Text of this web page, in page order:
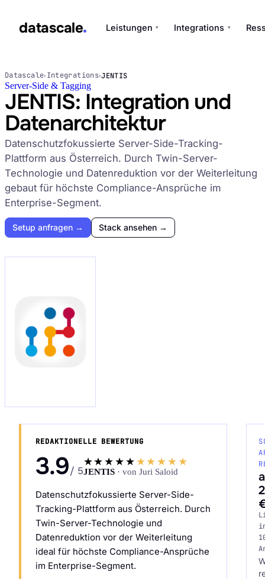
datascale Leistungen ▾ Integrations ▾
Leistungen
Integrations ▾
Audit Sprint anfragen
+49 89 921 35 623
Datascale› Integrations›JENTIS
Server-Side & Tagging
JENTIS: Integration und
Datenarchitektur
Datenschutzfokussierte Server-Side-Tracking-
Plattform aus Österreich. Durch Twin-Server-
Technologie und Datenreduktion vor der Weiterleitung
gebaut für höchste Compliance-Ansprüche im
Enterprise-Segment.
Setup anfragen → Stack ansehen →
REDAKTIONELLE BEWERTUNG
3.9/ 5
★★★★★ ★★★★★
JENTIS· von Juri Saloid
Datenschutzfokussierte Server-Side-
Tracking-Plattform aus Österreich. Durch
Twin-Server-Technologie und
Datenreduktion vor der Weiterleitung
ideal für höchste Compliance-Ansprüche
im Enterprise-Segment.